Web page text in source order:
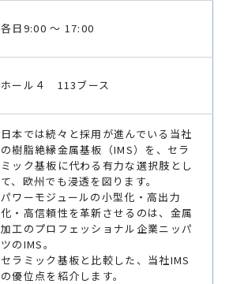
各日9:00 ～ 17:00
ホール４ 113ブース
日本では続々と採用が進んでいる当社
の樹脂絶縁金属基板（IMS）を、セラ
ミック基板に代わる有力な選択肢とし
て、欧州でも浸透を図ります。
パワーモジュールの小型化・高出力
化・高信頼性を革新させるのは、金属
加工のプロフェッショナル企業ニッパ
ツのIMS。
セラミック基板と比較した、当社IMS
の優位点を紹介します。